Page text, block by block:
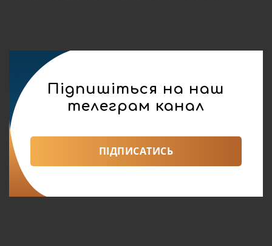
Підпишіться на наш
телеграм канал
ПІДПИСАТИСЬ